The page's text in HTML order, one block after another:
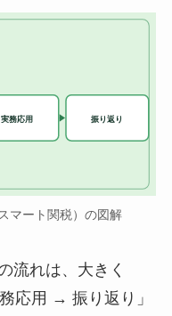
実務応用 振り返り
マート関税）の図解
流れは、大きく
応用 → 振り返り」